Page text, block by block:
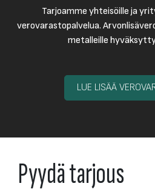
Tarjoamme yhteisöille ja
verovarastopalvelua.
metalleille
LUE LISÄÄ
Pyydä tarjous